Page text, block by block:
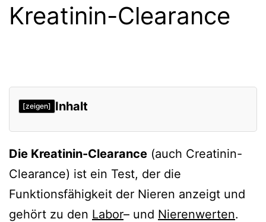
Kreatinin-Clearance
[zeigen] Inhalt
Die Kreatinin-Clearance (auch Creatinin-
Clearance) ist ein Test, der die
Funktionsfähigkeit der Nieren anzeigt und
gehört zu den Labor– und Nierenwerten.